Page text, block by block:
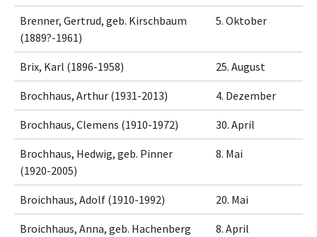
Brenner, Gertrud, geb. Kirschbaum
(1889?-1961)
5. Oktober
Brix, Karl (1896-1958) 25. August
Brochhaus, Arthur (1931-2013) 4. Dezember
Brochhaus, Clemens (1910-1972) 30. April
Brochhaus, Hedwig, geb. Pinner
(1920-2005)
8. Mai
Broichhaus, Adolf (1910-1992) 20. Mai
Broichhaus, Anna, geb. Hachenberg
8. April